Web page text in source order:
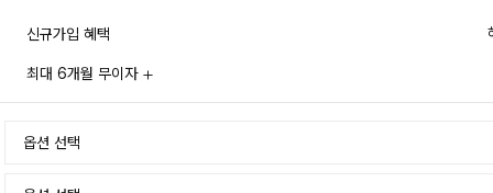
신규가입 혜택
최대 6개월 무이자